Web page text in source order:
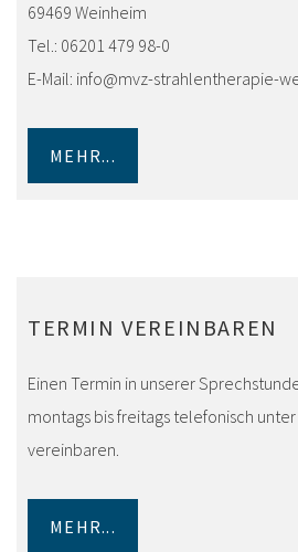
69469 Weinheim
Tel.: 06201 479 98-0
E-Mail: info@mvz-strahlentherapie-
MEHR...
TERMIN VEREINBAREN
Einen Termin in unserer
montags bis freitags telefonisch unter
vereinbaren.
MEHR...